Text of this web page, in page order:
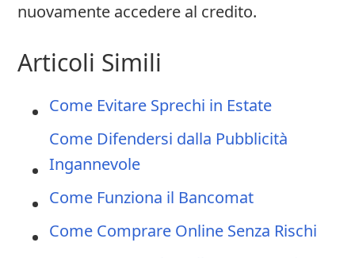
nuovamente accedere al credito.
Articoli Simili
Come Evitare Sprechi in Estate
Come Difendersi dalla Pubblicità
Ingannevole
Come Funziona il Bancomat
Come Comprare Online Senza Rischi